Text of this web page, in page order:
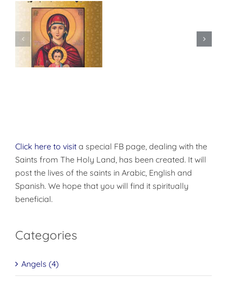
اللاهوتيّة
Click here to visit a special FB page, dealing with the
Saints from The Holy Land, has been created. It will
post the lives of the saints in Arabic, English and
Spanish. We hope that you will find it spiritually
beneficial.
Categories
Angels (4)